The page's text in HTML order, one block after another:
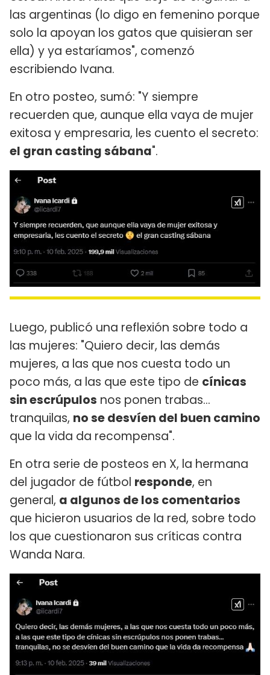
las argentinas (lo digo en femenino porque
solo la apoyan los gatos que quisieran ser
ella) y ya estaríamos", comenzó
escribiendo Ivana.
En otro posteo, sumó: "Y siempre
recuerden que, aunque ella vaya de mujer
exitosa y empresaria, les cuento el secreto:
el gran casting sábana".
Luego, publicó una reflexión sobre todo a
las mujeres: "Quiero decir, las demás
mujeres, a las que nos cuesta todo un
poco más, a las que este tipo de cínicas
sin escrúpulos nos ponen trabas…
tranquilas, no se desvíen del buen camino
que la vida da recompensa".
En otra serie de posteos en X, la hermana
del jugador de fútbol responde, en
general, a algunos de los comentarios
que hicieron usuarios de la red, sobre todo
los que cuestionaron sus críticas contra
Wanda Nara.